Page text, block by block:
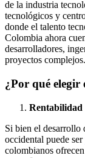
de la industria
tecnológicos y
donde el talento
Colombia ahora
desarrolladores,
proyectos complejos.
¿Por qué elegir
Rentabilidad
Si bien el desarrollo
occidental puede ser
colombianos